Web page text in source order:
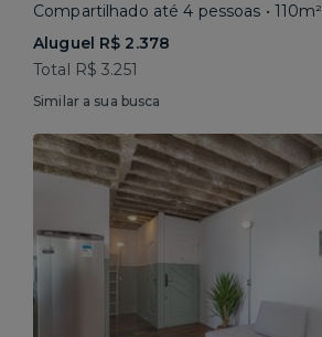
Compartilhado até 4 pessoas • 110m²
Aluguel R$ 2.378
Total R$ 3.251
Similar a sua busca